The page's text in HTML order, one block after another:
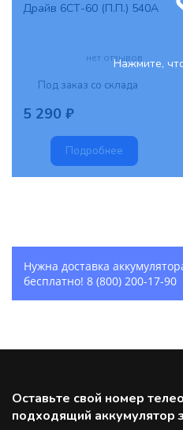
Нажмите,
Драйв 6СТ-60 (П.П.) 540А
нет отзывов
Под заказ со склада
5 290 ₽
Подробнее
Нужна доставка
бесплатно! 8 (800) 200-17-90
Оставьте свой номер
подходящий аккумулятор